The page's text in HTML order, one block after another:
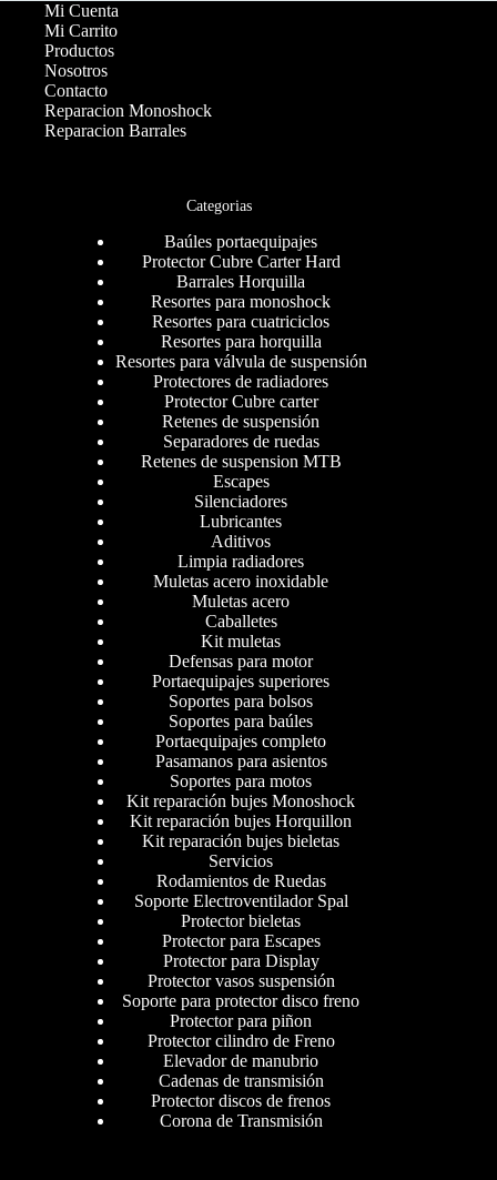
Mi Cuenta
Mi Carrito
Productos
Nosotros
Contacto
Reparacion Monoshock
Reparacion Barrales
Categorias
Baúles portaequipajes
Protector Cubre Carter Hard
Barrales Horquilla
Resortes para monoshock
Resortes para cuatriciclos
Resortes para horquilla
Resortes para válvula de suspensión
Protectores de radiadores
Protector Cubre carter
Retenes de suspensión
Separadores de ruedas
Retenes de suspension MTB
Escapes
Silenciadores
Lubricantes
Aditivos
Limpia radiadores
Muletas acero inoxidable
Muletas acero
Caballetes
Kit muletas
Defensas para motor
Portaequipajes superiores
Soportes para bolsos
Soportes para baúles
Portaequipajes completo
Pasamanos para asientos
Soportes para motos
Kit reparación bujes Monoshock
Kit reparación bujes Horquillon
Kit reparación bujes bieletas
Servicios
Rodamientos de Ruedas
Soporte Electroventilador Spal
Protector bieletas
Protector para Escapes
Protector para Display
Protector vasos suspensión
Soporte para protector disco freno
Protector para piñon
Protector cilindro de Freno
Elevador de manubrio
Cadenas de transmisión
Protector discos de frenos
Corona de Transmisión